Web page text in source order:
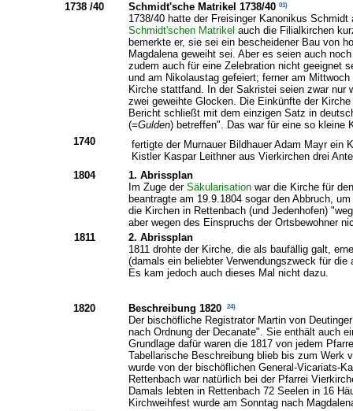
1738 /40 Schmidt'sche Matrikel 1738/40 01)
1738/40 hatte der Freisinger Kanonikus
Schmidt'schen Matrikel auch die Filialkirchen
bemerkte er, sie sei ein bescheidener Bau von
Magdalena geweiht sei. Aber es seien auch
zudem auch für eine Zelebration nicht geeignet
und am Nikolaustag gefeiert; ferner am
Kirche stattfand. In der Sakristei seien zwar nur
zwei geweihte Glocken. Die Einkünfte der
Bericht schließt mit dem einzigen Satz in
(=Gulden) betreffen". Das war für eine so kleine
1740
fertigte der Murnauer Bildhauer Adam Mayr ein
Kistler Kaspar Leithner aus Vierkirchen drei
1804
1. Abrissplan
Im Zuge der Säkularisationwar die Kirche für
beantragte am 19.9.1804 sogar den Abbruch,
die Kirchen in Rettenbach (und Jedenhofen)
aber wegen des Einspruchs der Ortsbewohner
1811
2. Abrissplan
1811 drohte der Kirche, die als baufällig galt,
(damals ein beliebter Verwendungszweck für
Es kam jedoch auch dieses Mal nicht dazu.
1820 Beschreibung 1820 24)
Der bischöfliche Registrator Martin von
nach Ordnung der Decanate". Sie enthält auch
Grundlage dafür waren die 1817 von jedem
Tabellarische Beschreibung blieb bis zum Werk
wurde von der bischöflichen General-Vicariats-
Rettenbach war natürlich bei der Pfarrei
Damals lebten in Rettenbach 72 Seelen in 16
Kirchweihfest wurde am Sonntag nach